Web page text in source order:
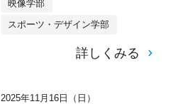
映像学部
スポーツ・デザイン学部
詳しくみる
2025年11月16日（日）